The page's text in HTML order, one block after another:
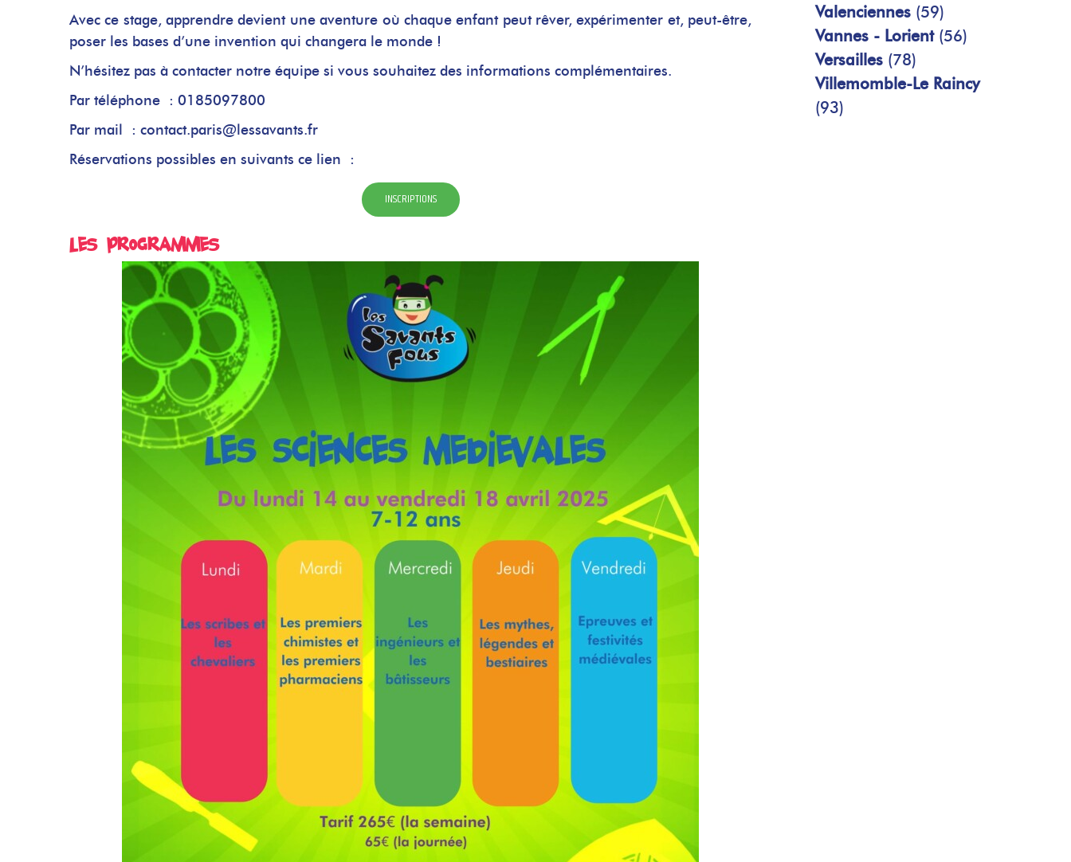
Avec ce stage, apprendre devient une aventure où chaque enfant peut rêver, expérimenter et, peut-être,
poser les bases d’une invention qui changera le monde !
N’hésitez pas à contacter notre équipe si vous souhaitez des informations complémentaires.
Par téléphone : 0185097800
Par mail : contact.paris@lessavants.fr
Réservations possibles en suivants ce lien :
INSCRIPTIONS
Les programmes
Valenciennes (59)
Vannes - Lorient (56)
Versailles (78)
Villemomble-Le Raincy
(93)